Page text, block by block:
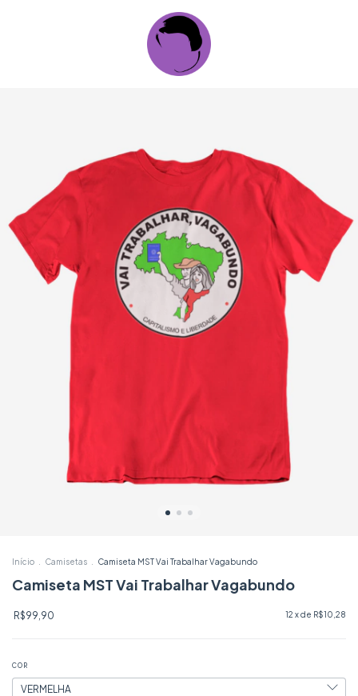
Início Camisetas Camiseta MST Vai Trabalhar Vagabundo
Camiseta MST Vai Trabalhar Vagabundo
R$99,90 12 x de R$10,28
COR